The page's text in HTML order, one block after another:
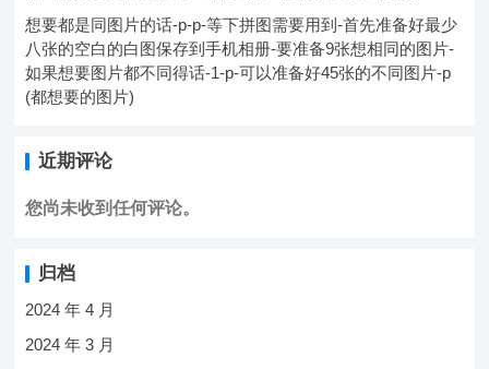
想要都是同图片的话-p-p-等下拼图需要用到-首先准备好最少
八张的空白的白图保存到手机相册-要准备9张想相同的图片-
如果想要图片都不同得话-1-p-可以准备好45张的不同图片-p
(都想要的图片)
近期评论
您尚未收到任何评论。
归档
2024 年 4 月
2024 年 3 月